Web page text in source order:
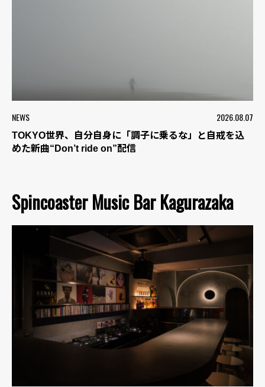
NEWS 2026.08.07
TOKYO世界、自分自身に「調子に乗るな」と自戒を込
めた新曲“Don’t ride on”配信
Spincoaster Music Bar Kagurazaka